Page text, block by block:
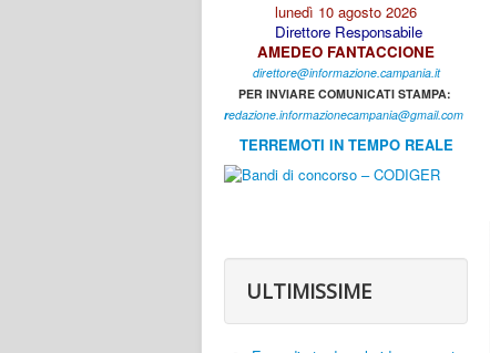
lunedì 10 agosto 2026
Direttore Responsabile
AMEDEO FANTACCIONE
direttore@informazione.campania.it
PER INVIARE COMUNICATI STAMPA:
redazione.informazionecampania@gmail.com
TERREMOTI IN TEMPO REALE
ULTIMISSIME